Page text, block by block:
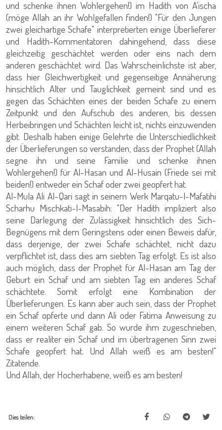
und schenke ihnen Wohlergehen!) im Hadith von A'ischa
(möge Allah an ihr Wohlgefallen finden!) "Für den Jungen
zwei gleichartige Schafe" interpretierten einige Überlieferer
und Hadith-Kommentatoren dahingehend, dass diese
gleichzeitig geschächtet werden oder eins nach dem
anderen geschächtet wird. Das Wahrscheinlichste ist aber,
dass hier Gleichwertigkeit und gegenseitige Annäherung
hinsichtlich Alter und Tauglichkeit gemeint sind und es
gegen das Schächten eines der beiden Schafe zu einem
Zeitpunkt und den Aufschub des anderen, bis dessen
Herbeibringen und Schächten leicht ist, nichts einzuwenden
gibt. Deshalb haben einige Gelehrte die Unterschiedlichkeit
der Überlieferungen so verstanden, dass der Prophet (Allah
segne ihn und seine Familie und schenke ihnen
Wohlergehen!) für Al-Hasan und Al-Husain (Friede sei mit
beiden!) entweder ein Schaf oder zwei geopfert hat.
Al-Mula Ali Al-Qari sagt in seinem Werk Marqatu-l-Mafatihi
Scharhu Mischkati-l-Masabih: "Der Hadith impliziert also
seine Darlegung der Zulässigkeit hinsichtlich des Sich-
Begnügens mit dem Geringstens oder einen Beweis dafür,
dass derjenige, der zwei Schafe schächtet, nicht dazu
verpflichtet ist, dass dies am siebten Tag erfolgt. Es ist also
auch möglich, dass der Prophet für Al-Hasan am Tag der
Geburt ein Schaf und am siebten Tag ein anderes Schaf
schächtete. Somit erfolgt eine Kombination der
Überlieferungen. Es kann aber auch sein, dass der Prophet
ein Schaf opferte und dann Ali oder Fatima Anweisung zu
einem weiteren Schaf gab. So wurde ihm zugeschrieben,
dass er realiter ein Schaf und im übertragenen Sinn zwei
Schafe geopfert hat. Und Allah weiß es am besten!"
Zitatende.
Und Allah, der Hocherhabene, weiß es am besten!
Dies teilen: